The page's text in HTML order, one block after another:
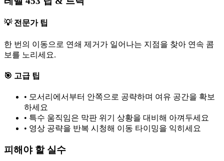
💡 전문가 팁
한 번의 이동으로 연쇄 제거가 일어나는 지점을 찾아 연속 콤
보를 노리세요.
🎯 고급 팁
• 모서리에서부터 안쪽으로 공략하며 여유 공간을 확보
하세요
• 특수 움직임은 막판 위기 상황을 대비해 아껴두세요
• 영상 공략을 반복 시청해 이동 타이밍을 익히세요
피해야 할 실수